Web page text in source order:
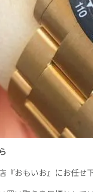
『おもいお』にお任せ